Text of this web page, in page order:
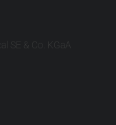
SE & Co. KGaA